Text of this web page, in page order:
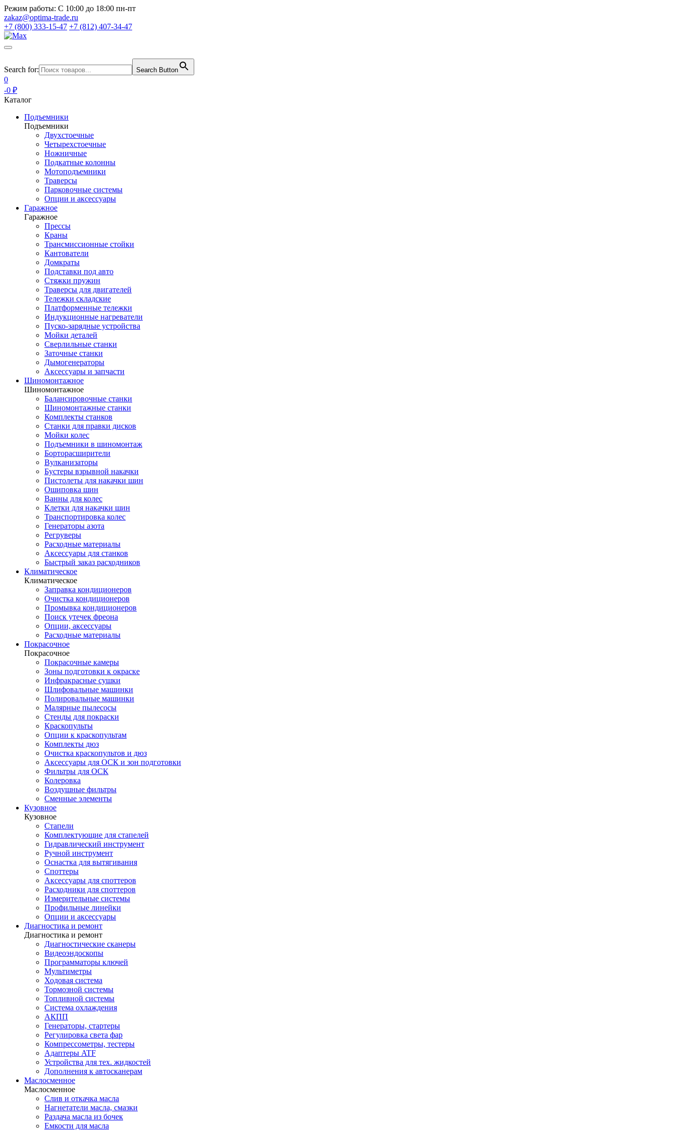
Режим работы: С 10:00 до 18:00 пн-пт
zakaz@optima-trade.ru
+7 (800) 333-15-47 +7 (812) 407-34-47
Search for: Search Button
0
-0 ₽
Каталог
Подъемники
Подъемники
Двухстоечные
Четырехстоечные
Ножничные
Подкатные колонны
Мотоподъемники
Траверсы
Парковочные системы
Опции и аксессуары
Гаражное
Гаражное
Прессы
Краны
Трансмиссионные стойки
Кантователи
Домкраты
Подставки под авто
Стяжки пружин
Траверсы для двигателей
Тележки складские
Платформенные тележки
Индукционные нагреватели
Пуско-зарядные устройства
Мойки деталей
Сверлильные станки
Заточные станки
Дымогенераторы
Аксессуары и запчасти
Шиномонтажное
Шиномонтажное
Балансировочные станки
Шиномонтажные станки
Комплекты станков
Станки для правки дисков
Мойки колес
Подъемники в шиномонтаж
Борторасширители
Вулканизаторы
Бустеры взрывной накачки
Пистолеты для накачки шин
Ошиповка шин
Ванны для колес
Клетки для накачки шин
Транспортировка колес
Генераторы азота
Регруверы
Расходные материалы
Аксессуары для станков
Быстрый заказ расходников
Климатическое
Климатическое
Заправка кондиционеров
Очистка кондиционеров
Промывка кондиционеров
Поиск утечек фреона
Опции, аксессуары
Расходные материалы
Покрасочное
Покрасочное
Покрасочные камеры
Зоны подготовки к окраске
Инфракрасные сушки
Шлифовальные машинки
Полировальные машинки
Малярные пылесосы
Стенды для покраски
Краскопульты
Опции к краскопультам
Комплекты дюз
Очистка краскопультов и дюз
Аксессуары для ОСК и зон подготовки
Фильтры для ОСК
Колеровка
Воздушные фильтры
Сменные элементы
Кузовное
Кузовное
Стапели
Комплектующие для стапелей
Гидравлический инструмент
Ручной инструмент
Оснастка для вытягивания
Споттеры
Аксессуары для споттеров
Расходники для споттеров
Измерительные системы
Профильные линейки
Опции и аксессуары
Диагностика и ремонт
Диагностика и ремонт
Диагностические сканеры
Видеоэндоскопы
Программаторы ключей
Мультиметры
Ходовая система
Тормозной системы
Топливной системы
Система охлаждения
АКПП
Генераторы, стартеры
Регулировка света фар
Компрессометры, тестеры
Адаптеры ATF
Устройства для тех. жидкостей
Дополнения к автосканерам
Маслосменное
Маслосменное
Слив и откачка масла
Нагнетатели масла, смазки
Раздача масла из бочек
Емкости для масла